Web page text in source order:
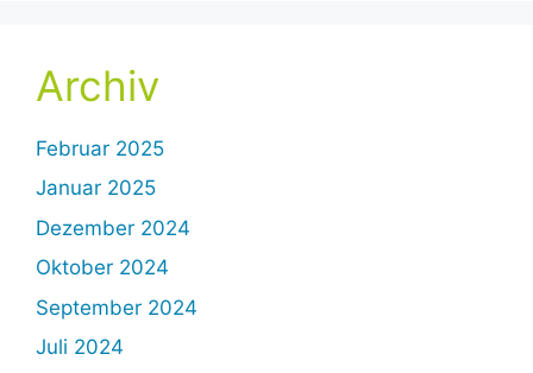
Archiv
Februar 2025
Januar 2025
Dezember 2024
Oktober 2024
September 2024
Juli 2024